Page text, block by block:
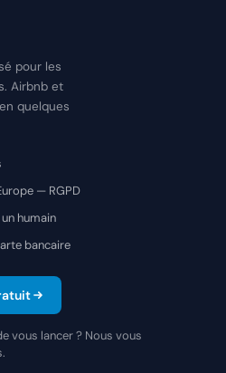
pour les
Airbnb et
quelques
— RGPD
humain
bancaire
vous lancer ? Nous vous